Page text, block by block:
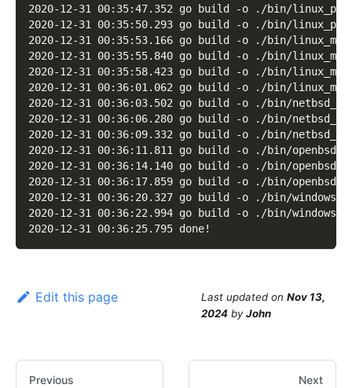
2020-12-31 00:35:47.352 go build -o ./bin/
2020-12-31 00:35:50.293 go build -o ./bin/
2020-12-31 00:35:53.166 go build -o ./bin/
2020-12-31 00:35:55.840 go build -o ./bin/
2020-12-31 00:35:58.423 go build -o ./bin/
2020-12-31 00:36:01.062 go build -o ./bin/
2020-12-31 00:36:03.502 go build -o ./bin/
2020-12-31 00:36:06.280 go build -o ./bin/
2020-12-31 00:36:09.332 go build -o ./bin/
2020-12-31 00:36:11.811 go build -o ./bin/
2020-12-31 00:36:14.140 go build -o ./bin/
2020-12-31 00:36:17.859 go build -o ./bin/
2020-12-31 00:36:20.327 go build -o ./bin/
2020-12-31 00:36:22.994 go build -o ./bin/
2020-12-31 00:36:25.795 done!
Edit this page Last updated on Nov 13,
2024 byJohn
Previous Next